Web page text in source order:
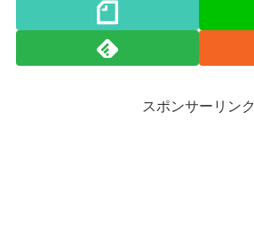
スポンサーリンク